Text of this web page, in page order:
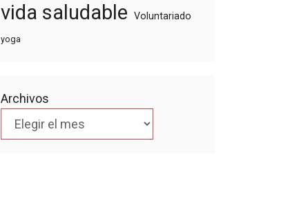
vida saludable Voluntariado
yoga
Archivos